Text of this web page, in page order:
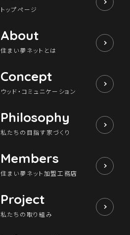
トップページ
About
住まい夢ネットとは
Concept
ウッド・コミュニケーション
Philosophy
私たちの目指す家づくり
Members
住まい夢ネット加盟工務店
Project
私たちの取り組み